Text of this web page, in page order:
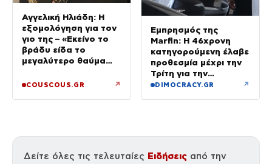
Αγγελική Ηλιάδη: Η
εξομολόγηση για τον
γιο της – «Εκείνο το
βράδυ είδα το
μεγαλύτερο θαύμα
COUSCOUS.GR ↗
Εμπρησμός της
Marfin: Η 46χρονη
κατηγορούμενη έλαβε
προθεσμία μέχρι την
Τρίτη για την
απολογία της
DIMOCRACY.GR ↗
Δείτε όλες τις τελευταίες Ειδήσεις από την